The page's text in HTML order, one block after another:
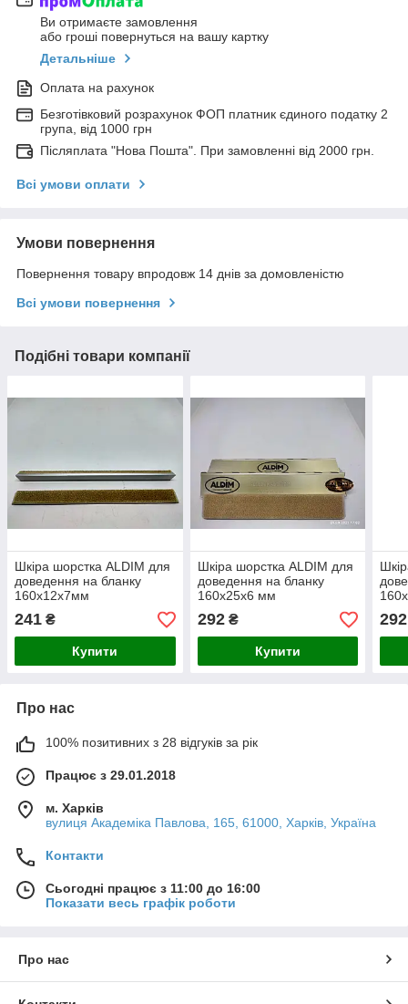
Ви отримаєте замовлення
або гроші повернуться на вашу картку
Детальніше
Оплата на рахунок
Безготівковий розрахунок ФОП платник єдиного податку 2
група, від 1000 грн
Післяплата "Нова Пошта". При замовленні від 2000 грн.
Всі умови оплати
Умови повернення
Повернення товару впродовж 14 днів за домовленістю
Всі умови повернення
Подібні товари компанії
Шкіра шорстка ALDIM для
доведення на бланку
160х12х7мм
241 ₴
Купити
Шкіра шорстка ALDIM для
доведення на бланку
160х25х6 мм
292₴
Купити
292
Про нас
100% позитивних з 28 відгуків за рік
Працює з 29.01.2018
м. Харків
вулиця Академіка Павлова, 165, 61000, Харків, Україна
Контакти
Сьогодні працює з 11:00 до 16:00
Показати весь графік роботи
Про нас